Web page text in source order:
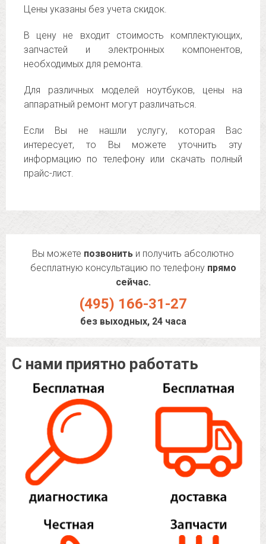
Цены указаны без учета скидок.
В цену не входит стоимость комплектующих,
запчастей и электронных компонентов,
необходимых для ремонта.
Для различных моделей ноутбуков, цены на
аппаратный ремонт могут различаться.
Если Вы не нашли услугу, которая Вас
интересует, то Вы можете уточнить эту
информацию по телефону или скачать полный
прайс-лист.
Вы можете позвонить и получить абсолютно
бесплатную консультацию по телефону прямо
сейчас.
(495) 166-31-27
без выходных, 24 часа
С нами приятно работать